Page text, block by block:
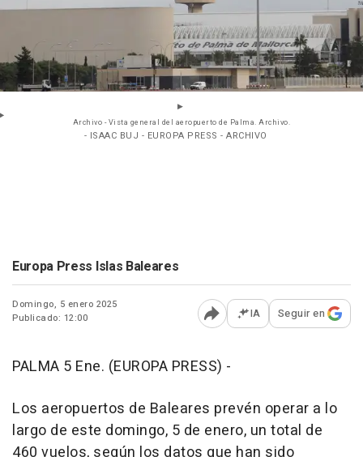
Archivo - Vista general del aeropuerto de Palma. Archivo.
- ISAAC BUJ - EUROPA PRESS - ARCHIVO
Europa Press Islas Baleares
Domingo, 5 enero 2025
Publicado: 12:00
Abrir opciones para
IA Seguir en
PALMA 5 Ene. (EUROPA PRESS) -
Los aeropuertos de Baleares prevén operar a lo
largo de este domingo, 5 de enero, un total de